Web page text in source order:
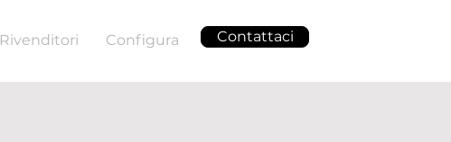
Rivenditori Configura Contattaci